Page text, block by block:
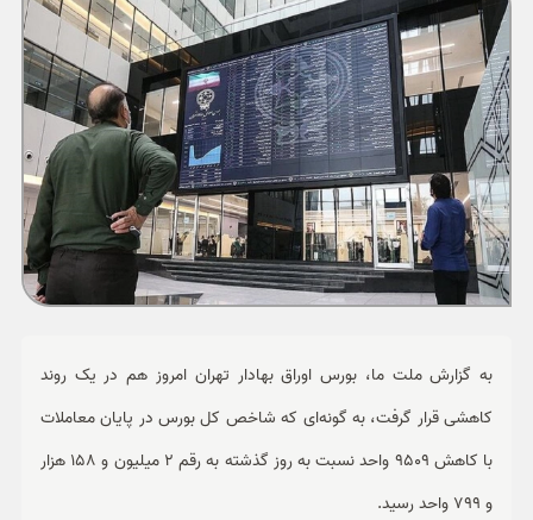
دانش و فناوری
ورزشی
حوادث
سبک زندگی
چند رسانه ای
به گزارش ملت ما، بورس اوراق بهادار تهران امروز هم در یک روند
کاهشی قرار گرفت، به گونه‌ای که شاخص کل بورس در پایان معاملات
با کاهش 9509 واحد نسبت به روز گذشته به رقم 2 میلیون و 158 هزار
و 799 واحد رسید.